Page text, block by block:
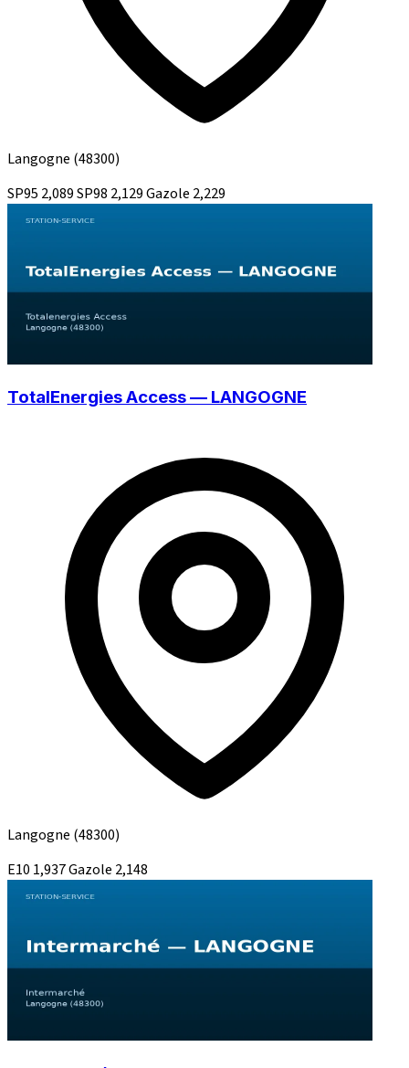
Langogne (48300)
SP95 2,089SP98 2,129Gazole 2,229
TotalEnergies Access — LANGOGNE
Langogne (48300)
E10 1,937Gazole 2,148